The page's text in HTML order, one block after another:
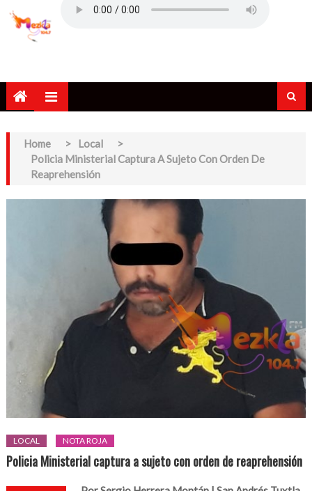
Home > Local
>
Policia Ministerial Captura A Sujeto Con Orden De
Reaprehensión
LOCAL NOTA ROJA
Policia Ministerial captura a sujeto con orden de reaprehensión